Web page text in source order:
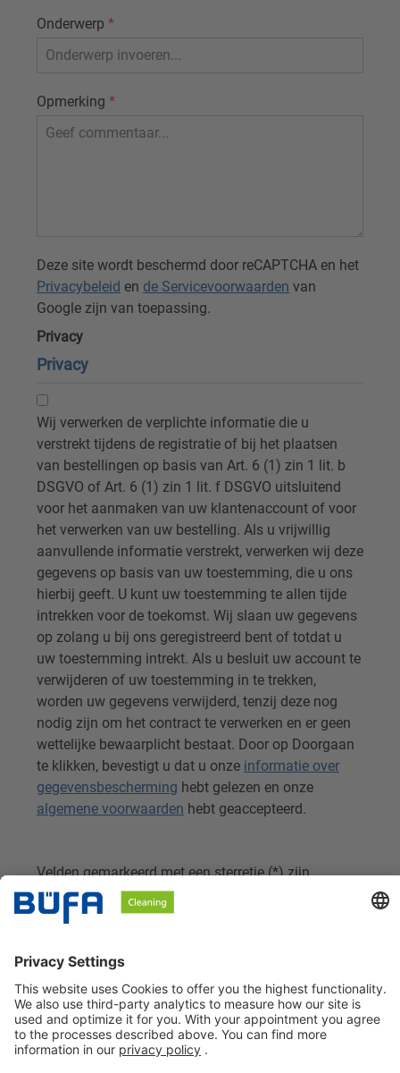
Onderwerp *
Opmerking *
Deze site wordt beschermd door reCAPTCHA en het
Privacybeleid en de Servicevoorwaarden van
Google zijn van toepassing.
Privacy
Privacy
Wij verwerken de verplichte informatie die u
verstrekt tijdens de registratie of bij het plaatsen
van bestellingen op basis van Art. 6 (1) zin 1 lit. b
DSGVO of Art. 6 (1) zin 1 lit. f DSGVO uitsluitend
voor het aanmaken van uw klantenaccount of voor
het verwerken van uw bestelling. Als u vrijwillig
aanvullende informatie verstrekt, verwerken wij deze
gegevens op basis van uw toestemming, die u ons
hierbij geeft. U kunt uw toestemming te allen tijde
intrekken voor de toekomst. Wij slaan uw gegevens
op zolang u bij ons geregistreerd bent of totdat u
uw toestemming intrekt. Als u besluit uw account te
verwijderen of uw toestemming in te trekken,
worden uw gegevens verwijderd, tenzij deze nog
nodig zijn om het contract te verwerken en er geen
wettelijke bewaarplicht bestaat. Door op Doorgaan
te klikken, bevestigt u dat u onze informatie over
gegevensbescherming hebt gelezen en onze
algemene voorwaarden hebt geaccepteerd.
Velden gemarkeerd met een sterretje (*) zijn
verplicht.